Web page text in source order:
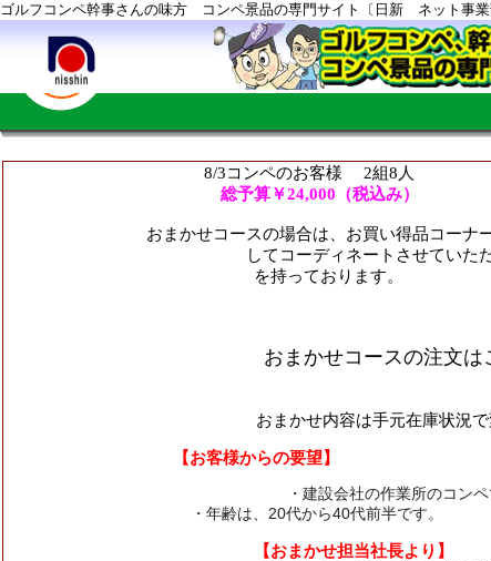
ゴルフコンペ幹事さんの味方 コンペ景品の専門サイト〔日新 ネット事業
8/3コンペのお客様 2組8人
総予算￥24,000（税込み）
おまかせコースの場合は 、お買い得品コーナ
してコーディネートさせていただいておりま
を持っております。
おまかせコースの注文は
もちろん一部商品指定
おまかせ内容は手元在庫状況
【お客様からの要望】
・建設会社の作業所のコンペ
・年齢は、20代から40代前半です。
【おまかせ担当社長より】